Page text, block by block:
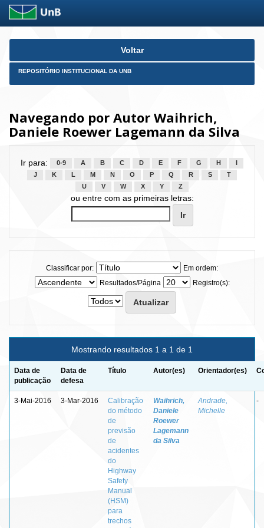
Skip
Voltar
REPOSITÓRIO INSTITUCIONAL DA UNB
Navegando por Autor Waihrich,
Daniele Roewer Lagemann da Silva
Ir para: 0-9 A B C D E F G H
J
K L M N O P Q R S
T
U
V W X Y Z
ou entre com as primeiras letras:
Classificar por:
Em ordem:
Resultados/Página
Registro(s):
Mostrando resultados 1 a 1 de 1
Data de
publicação
Data de
defesa
Título Autor(es) Orientador(es)
3-Mai-2016 3-Mar-2016
Calibração
do método
de
previsão
de
acidentes
do
Highway
Safety
Manual
(HSM)
para
trechos
Waihrich,
Daniele
Roewer
Lagemann
da Silva
Andrade,
Michelle
-